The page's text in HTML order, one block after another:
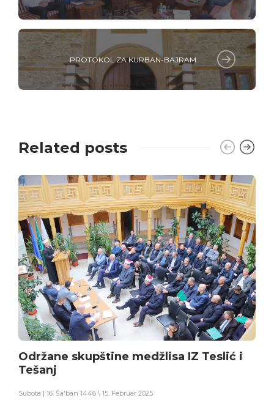
PROTOKOL ZA KURBAN-BAJRAM
Related posts
Održane skupštine medžlisa IZ Teslić i
Tešanj
Subota | 16. Ša'ban 1446 \ 15. Februar 2025